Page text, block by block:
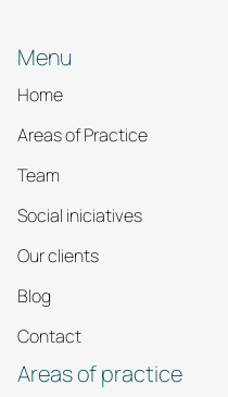
Menu
Home
Areas of Practice
Team
Social iniciatives
Our clients
Blog
Contact
Areas of practice